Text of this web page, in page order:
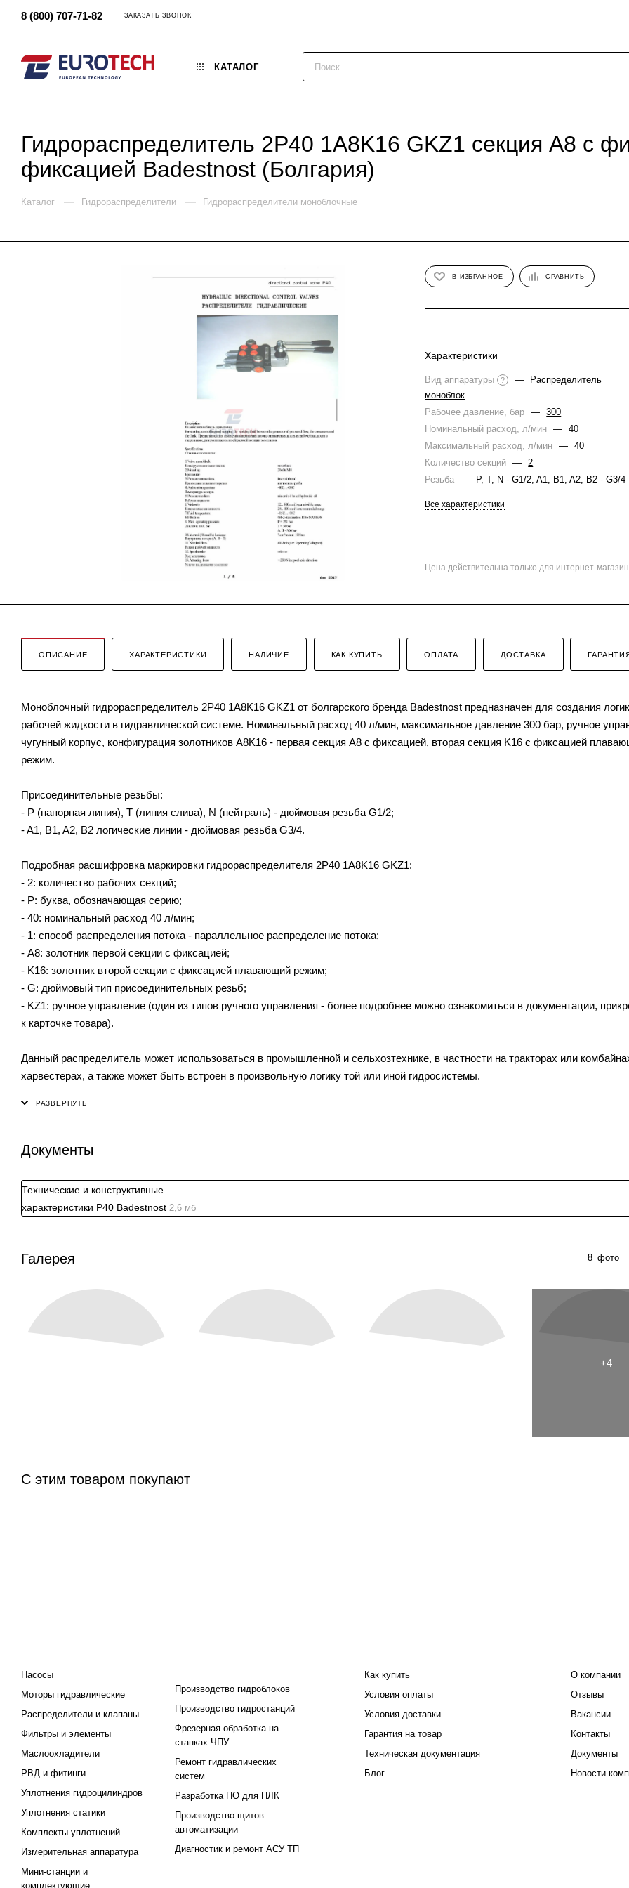
8 (800) 707-71-82 ЗАКАЗАТЬ ЗВОНОК
КАТАЛОГ
Гидрораспределитель 2P40 1A8K16 GKZ1 секция A8 с
фиксацией Badestnost (Болгария)
Каталог — Гидрораспределители — Гидрораспределители моноблочные
В ИЗБРАННОЕ СРАВНИТЬ
Характеристики
Вид аппаратуры ? —
Распределитель
моноблок
Рабочее давление, бар
—
300
Номинальный расход, л/мин
—
40
Максимальный расход, л/мин
—
40
Количество секций
—
2
Резьба
— P, T, N - G1/2; A1, B1, A2, B2 - G3/4
Все характеристики
Цена действительна только для интернет-
ОПИСАНИЕ ХАРАКТЕРИСТИКИ НАЛИЧИЕ КАК КУПИТЬ ОПЛАТА ДОСТАВКА
Моноблочный гидрораспределитель 2P40 1A8K16 GKZ1 от болгарского бренда Badestnost предназначен для создания
рабочей жидкости в гидравлической системе. Номинальный расход 40 л/мин, максимальное давление 300 бар, ручное
чугунный корпус, конфигурация золотников A8K16 - первая секция A8 с фиксацией, вторая секция K16 с фиксацией
режим.
Присоединительные резьбы:
- P (напорная линия), T (линия слива), N (нейтраль) - дюймовая резьба G1/2;
- A1, B1, A2, B2 логические линии - дюймовая резьба G3/4.
Подробная расшифровка маркировки гидрораспределителя 2P40 1A8K16 GKZ1:
- 2: количество рабочих секций;
- P: буква, обозначающая серию;
- 40: номинальный расход 40 л/мин;
- 1: способ распределения потока - параллельное распределение потока;
- A8: золотник первой секции с фиксацией;
- K16: золотник второй секции с фиксацией плавающий режим;
- G: дюймовый тип присоединительных резьб;
- KZ1: ручное управление (один из типов ручного управления - более подробнее можно ознакомиться в документации,
к карточке товара).
Данный распределитель может использоваться в промышленной и сельхозтехнике, в частности на тракторах или
харвестерах, а также может быть встроен в произвольную логику той или иной гидросистемы.
Документы
Технические и конструктивные
характеристики P40 Badestnost 2,6 мб
Галерея 8 фото
С этим товаром покупают
Насосы
Моторы гидравлические
Распределители и клапаны
Фильтры и элементы
Маслоохладители
РВД и фитинги
Уплотнения гидроцилиндров
Уплотнения статики
Комплекты уплотнений
Измерительная аппаратура
Мини-станции и
комплектующие
Производство гидроблоков
Производство гидростанций
Фрезерная обработка на
станках ЧПУ
Ремонт гидравлических
систем
Разработка ПО для ПЛК
Производство щитов
автоматизации
Диагностик и ремонт АСУ ТП
Как купить
Условия оплаты
Условия доставки
Гарантия на товар
Техническая документация
Блог
О компании
Отзывы
Вакансии
Контакты
Документы
Новости